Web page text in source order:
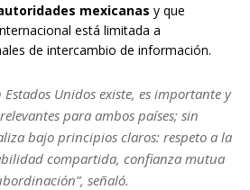
mexicanas y que
está limitada a
de intercambio de información.
Estados Unidos existe, es importante y
para ambos países; sin
bajo principios claros: respeto a la
compartida, confianza mutua
señaló.